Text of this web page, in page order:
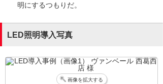
明にするつもりだ。
LED照明導入写真
画像を拡大する